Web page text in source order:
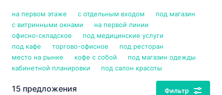
на первом этаже с отдельным входом
под магазин
с витринными окнами
на первой линии
офисно-складское
под медицинские услуги
под кафе
торгово-офисное
под ресторан
место на рынке
кофе с собой
под магазин одежды
кабинетной планировки
под салон красоты
15 предложения Фильтр